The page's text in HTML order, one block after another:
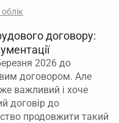
договору:
2026 до
договором. Але
важливий і хоче
договір до
продовжити такий